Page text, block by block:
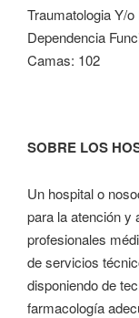
Traumatologia Y/
Dependencia
Camas: 102
SOBRE LOS
Un hospital o
para la atención y
profesionales
de servicios
disponiendo de
farmacología